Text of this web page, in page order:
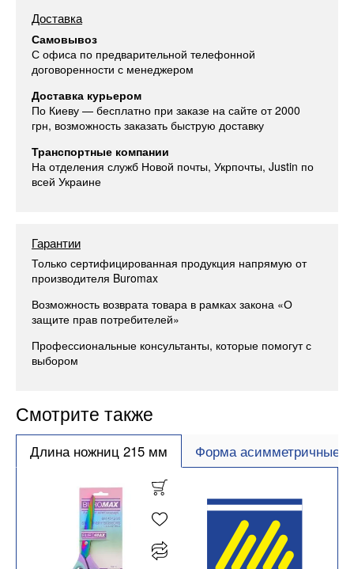
Доставка
Самовывоз
С офиса по предварительной телефонной
договоренности с менеджером
Доставка курьером
По Киеву — бесплатно при заказе на сайте от 2000
грн, возможность заказать быструю доставку
Транспортные компании
На отделения служб Новой почты, Укрпочты, Justin по
всей Украине
Гарантии
Только сертифицированная продукция напрямую от
производителя Buromax
Возможность возврата товара в рамках закона «О
защите прав потребителей»
Профессиональные консультанты, которые помогут с
выбором
Смотрите также
Длина ножниц 215 мм Форма асимметричные